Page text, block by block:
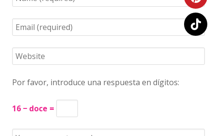
Por favor, introduce una respuesta en dígitos:
16 − doce =